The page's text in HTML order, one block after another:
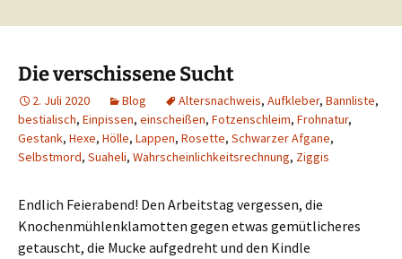
Die verschissene Sucht
2. Juli 2020 Blog Altersnachweis, Aufkleber, Bannliste,
bestialisch, Einpissen, einscheißen, Fotzenschleim, Frohnatur,
Gestank, Hexe, Hölle, Lappen, Rosette, Schwarzer Afgane,
Selbstmord, Suaheli, Wahrscheinlichkeitsrechnung, Ziggis
Endlich Feierabend! Den Arbeitstag vergessen, die
Knochenmühlenklamotten gegen etwas gemütlicheres
getauscht, die Mucke aufgedreht und den Kindle